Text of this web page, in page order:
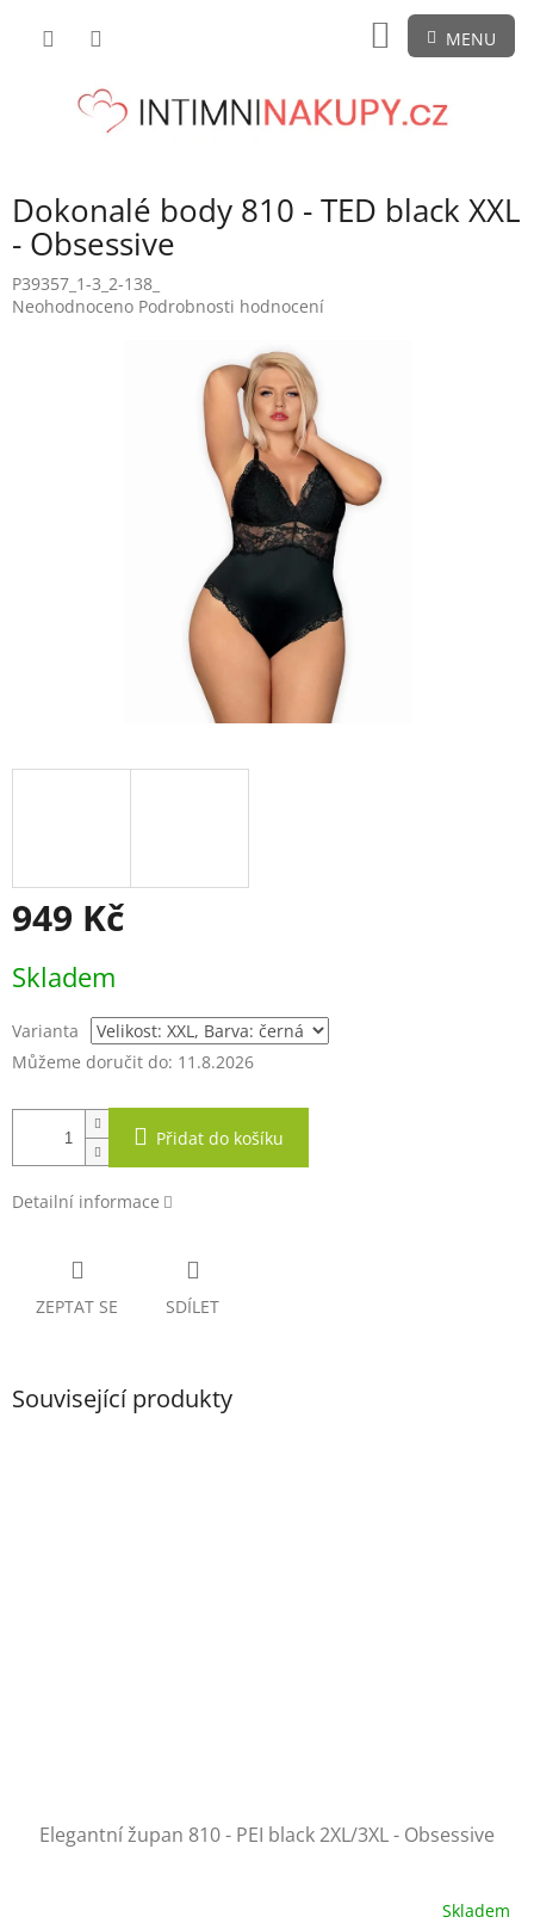
NÁKUPNÍ
KOŠÍK
Dokonalé body 810 - TED black XXL
- Obsessive
P39357_1-3_2-138_
Průměrné
Neohodnoceno Podrobnosti hodnocení
949 Kč
cena:
Skladem
Varianta
Můžeme doručit do: 11.8.2026
Přidat do košíku
Detailní informace
ZEPTAT SE SDÍLET
Související produkty
Elegantní župan 810 - PEI black 2XL/3XL - Obsessive
Skladem